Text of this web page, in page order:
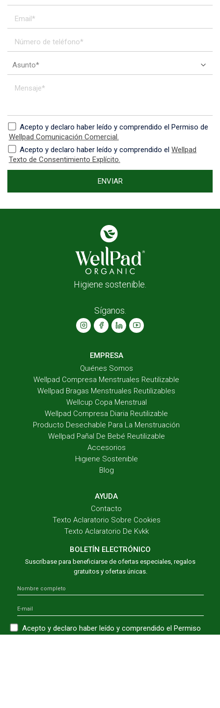
Acepto y declaro haber leído y comprendido el Permiso de
Wellpad Comunicación Comercial.
Acepto y declaro haber leído y comprendido elWellpad
Texto de Consentimiento Explícito.
ENVIAR
Higiene sostenible.
Síganos.
EMPRESA
Quıénes Somos
Wellpad Compresa Menstruales Reutilizable
Wellpad Bragas Menstruales Reutilizables
Wellcup Copa Menstrual
Wellpad Compresa Diaria Reutilizable
Producto Desechable Para La Menstruación
Wellpad Pañal De Bebé Reutilizable
Accesorios
Hıgıene Sostenıble
Blog
AYUDA
Contacto
Texto Aclaratorio Sobre Cookies
Texto Aclaratorio De Kvkk
BOLETÍN ELECTRÓNICO
Suscríbase para beneficiarse de ofertas especiales, regalos
gratuitos y ofertas únicas.
Acepto y declaro haber leído y comprendido el Permiso